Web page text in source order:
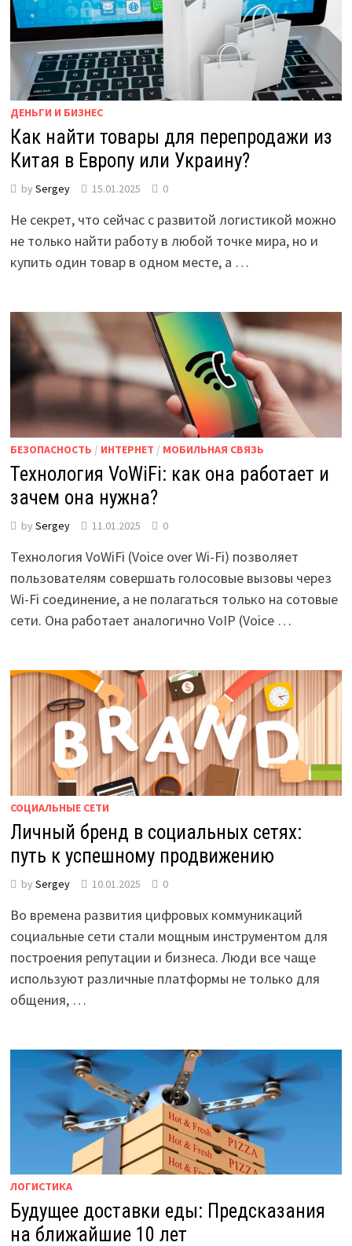
ДЕНЬГИ И БИЗНЕС
Как найти товары для перепродажи из
Китая в Европу или Украину?
by Sergey 15.01.2025 0
Не секрет, что сейчас с развитой логистикой можно
не только найти работу в любой точке мира, но и
купить один товар в одном месте, а …
БЕЗОПАСНОСТЬ / ИНТЕРНЕТ / МОБИЛЬНАЯ СВЯЗЬ
Технология VoWiFi: как она работает и
зачем она нужна?
by Sergey 11.01.2025 0
Технология VoWiFi (Voice over Wi-Fi) позволяет
пользователям совершать голосовые вызовы через
Wi-Fi соединение, а не полагаться только на сотовые
сети. Она работает аналогично VoIP (Voice …
СОЦИАЛЬНЫЕ СЕТИ
Личный бренд в социальных сетях:
путь к успешному продвижению
by Sergey 10.01.2025 0
Во времена развития цифровых коммуникаций
социальные сети стали мощным инструментом для
построения репутации и бизнеса. Люди все чаще
используют различные платформы не только для
общения, …
ЛОГИСТИКА
Будущее доставки еды: Предсказания
на ближайшие 10 лет